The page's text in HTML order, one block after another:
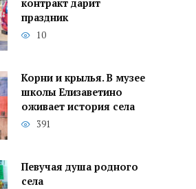
контракт дарит
праздник
10
Корни и крылья. В музее
школы Елизаветино
оживает история села
391
Певучая душа родного
села